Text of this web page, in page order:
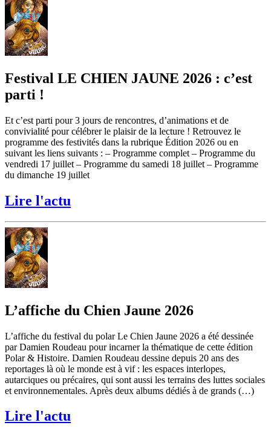
Festival LE CHIEN JAUNE 2026 : c’est
parti !
Et c’est parti pour 3 jours de rencontres, d’animations et de
convivialité pour célébrer le plaisir de la lecture ! Retrouvez le
programme des festivités dans la rubrique Édition 2026 ou en
suivant les liens suivants : – Programme complet – Programme du
vendredi 17 juillet – Programme du samedi 18 juillet – Programme
du dimanche 19 juillet
Lire l'actu
L’affiche du Chien Jaune 2026
L’affiche du festival du polar Le Chien Jaune 2026 a été dessinée
par Damien Roudeau pour incarner la thématique de cette édition
Polar & Histoire. Damien Roudeau dessine depuis 20 ans des
reportages là où le monde est à vif : les espaces interlopes,
autarciques ou précaires, qui sont aussi les terrains des luttes sociales
et environnementales. Après deux albums dédiés à de grands (…)
Lire l'actu